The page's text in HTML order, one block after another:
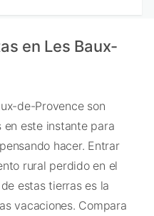
en Les Baux-
de-Provence son
en este instante para
hacer. Entrar
rural perdido en el
estas tierras es la
vacaciones. Compara